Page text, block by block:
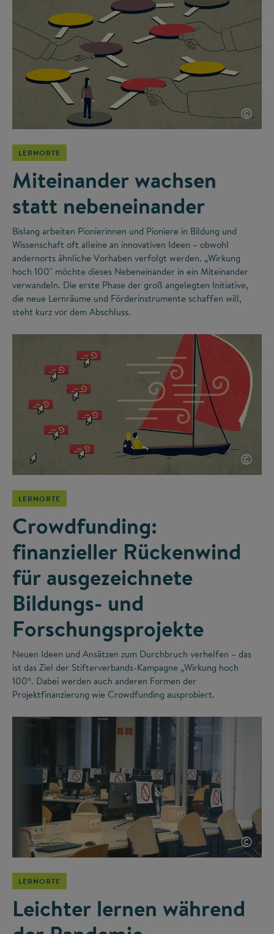
©
LERNORTE
Miteinander wachsen
statt nebeneinander
Bislang arbeiten Pionierinnen und Pioniere in Bildung und
Wissenschaft oft alleine an innovativen Ideen – obwohl
andernorts ähnliche Vorhaben verfolgt werden. „Wirkung
hoch 100" möchte dieses Nebeneinander in ein Miteinander
verwandeln. Die erste Phase der groß angelegten Initiative,
die neue Lernräume und Förderinstrumente schaffen will,
steht kurz vor dem Abschluss.
©
LERNORTE
Crowdfunding:
finanzieller Rückenwind
für ausgezeichnete
Bildungs- und
Forschungsprojekte
Neuen Ideen und Ansätzen zum Durchbruch verhelfen – das
ist das Ziel der Stifterverbands-Kampagne „Wirkung hoch
100“. Dabei werden auch anderen Formen der
Projektfinanzierung wie Crowdfunding ausprobiert.
©
LERNORTE
Leichter lernen während